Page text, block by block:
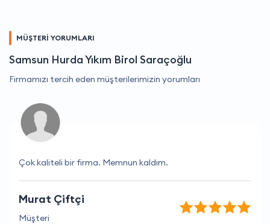
MÜŞTERİ YORUMLARI
Samsun Hurda Yıkım Birol Saraçoğlu
Firmamızı tercih eden müşterilerimizin yorumları
Çok kaliteli bir firma. Memnun kaldım.
Murat Çiftçi
Müşteri